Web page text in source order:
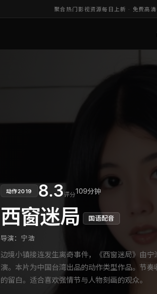
聚合热门影视资源每日上新 · 免费高
动作2019 8.3评分109分钟
西窗迷局 国语配音
导演： 宁浩
边境小镇接连发生离奇事件，《西窗迷局》由
演。本片为中国台湾出品的动作类型作品。节
的留白。适合喜欢强情节与人物刻画的观众。